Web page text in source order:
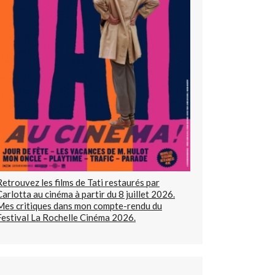
les films de Tati restaurés par
au cinéma à partir du 8 juillet 2026.
critiques dans mon compte-rendu du
La Rochelle Cinéma 2026.